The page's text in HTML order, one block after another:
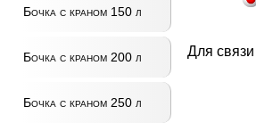
Бочка с краном 150 л
Бочка с краном 200 л
Бочка с краном 250 л
Для